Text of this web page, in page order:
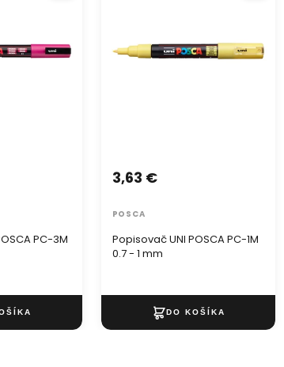
PC-3M
Popisovač UNI POSCA PC-1M
0.7 - 1 mm
3,63 €
POSCA